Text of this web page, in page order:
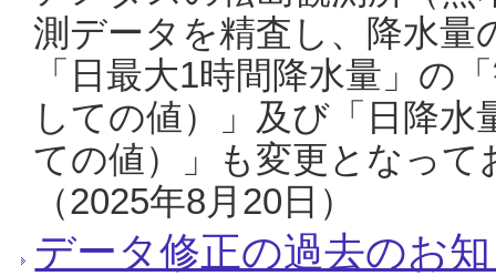
測データを精査し、降水
「日最大1時間降水量」の
しての値）」及び「日降
ての値）」も変更となっ
（2025年8月20日）
データ修正の過去のお